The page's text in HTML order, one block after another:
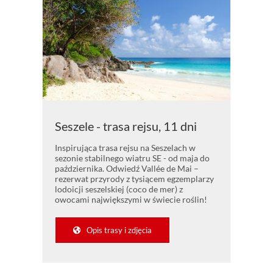
Seszele - trasa rejsu, 11 dni
Inspirująca trasa rejsu na Seszelach w
sezonie stabilnego wiatru SE - od maja do
października. Odwiedź Vallée de Mai –
rezerwat przyrody z tysiącem egzemplarzy
lodoicji seszelskiej (coco de mer) z
owocami największymi w świecie roślin!
Opis trasy i zdjęcia